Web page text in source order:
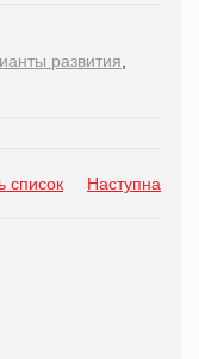
развития,
список Наступна